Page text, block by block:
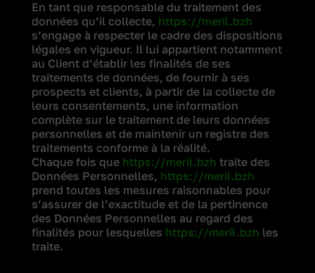
En tant que responsable du traitement des
données qu’il collecte, https://meril.bzh
s’engage à respecter le cadre des dispositions
légales en vigueur. Il lui appartient notamment
au Client d’établir les finalités de ses
traitements de données, de fournir à ses
prospects et clients, à partir de la collecte de
leurs consentements, une information
complète sur le traitement de leurs données
personnelles et de maintenir un registre des
traitements conforme à la réalité.
Chaque fois que https://meril.bzh traite des
Données Personnelles, https://meril.bzh
prend toutes les mesures raisonnables pour
s’assurer de l’exactitude et de la pertinence
des Données Personnelles au regard des
finalités pour lesquelles https://meril.bzh les
traite.